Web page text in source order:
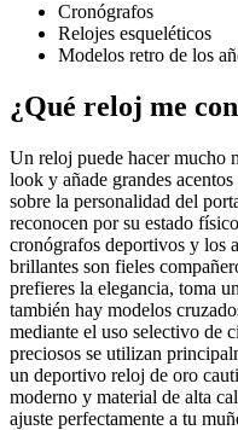
Cronógrafos
Relojes esqueléticos
Modelos retro de los
¿Qué reloj me
Un reloj puede hacer mucho
look y añade grandes
sobre la personalidad del
reconocen por su estado
cronógrafos deportivos y los
brillantes son fieles
prefieres la elegancia, toma
también hay modelos
mediante el uso selectivo de
preciosos se utilizan
un deportivo reloj de oro
moderno y material de alta
ajuste perfectamente a tu